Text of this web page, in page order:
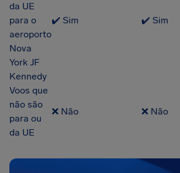
da UE
para o
aeroporto
Nova
York JF
Kennedy
✔️ Sim ✔️ Sim
Voos que
não são
para ou
da UE
❌ Não ❌ Não